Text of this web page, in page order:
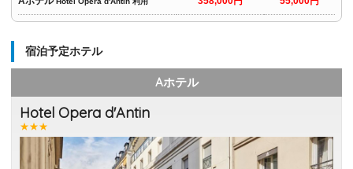
宿泊予定ホテル
Aホテル
Hotel Opera d'Antin
★★★